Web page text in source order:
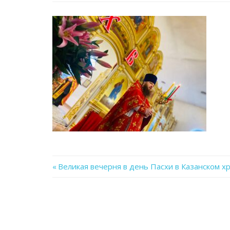
Previous
Великая вечерня в день Пасхи в Казанском